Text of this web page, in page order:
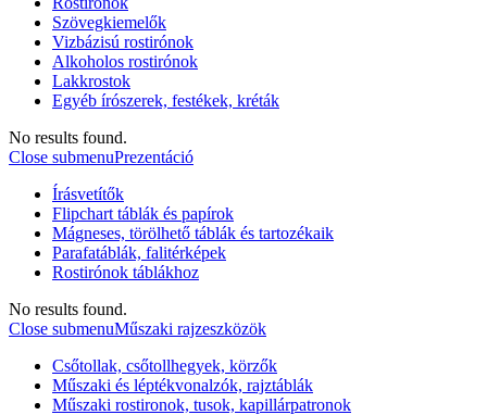
Szövegkiemelők
Vizbázisú rostirónok
Alkoholos rostirónok
Lakkrostok
Egyéb írószerek, festékek, kréták
No results found.
Close submenuPrezentáció
Írásvetítők
Flipchart táblák és papírok
Mágneses, törölhető táblák és tartozékaik
Parafatáblák, falitérképek
Rostirónok táblákhoz
No results found.
Close submenuMűszaki rajzeszközök
Csőtollak, csőtollhegyek, körzők
Műszaki és léptékvonalzók, rajztáblák
Műszaki rostironok, tusok, kapillárpatronok